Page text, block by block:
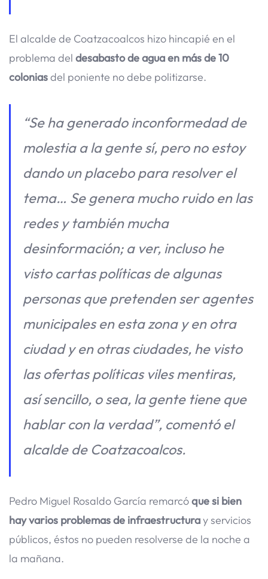
El alcalde de Coatzacoalcos hizo hincapié en el
problema del desabasto de agua en más de 10
coloniasdel poniente no debe politizarse.
“Se ha generado inconformedad de
molestia a la gente sí, pero no estoy
dando un placebo para resolver el
tema… Se genera mucho ruido en las
redes y también mucha
desinformación; a ver, incluso he
visto cartas políticas de algunas
personas que pretenden ser agentes
municipales en esta zona y en otra
ciudad y en otras ciudades, he visto
las ofertas políticas viles mentiras,
así sencillo, o sea, la gente tiene que
hablar con la verdad”, comentó el
alcalde de Coatzacoalcos.
Pedro Miguel Rosaldo García remarcóque si bien
hay varios problemas de infraestructuray servicios
públicos, éstos no pueden resolverse de la noche a
la mañana.